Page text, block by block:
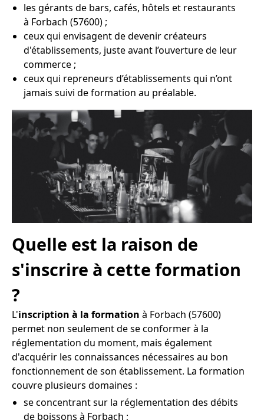
les gérants de bars, cafés, hôtels et restaurants
à Forbach (57600) ;
ceux qui envisagent de devenir créateurs
d'établissements, juste avant l’ouverture de leur
commerce ;
ceux qui repreneurs d’établissements qui n’ont
jamais suivi de formation au préalable.
Quelle est la raison de
s'inscrire à cette formation
?
L'inscription à la formation à Forbach (57600)
permet non seulement de se conformer à la
réglementation du moment, mais également
d'acquérir les connaissances nécessaires au bon
fonctionnement de son établissement. La formation
couvre plusieurs domaines :
se concentrant sur la réglementation des débits
de boissons à Forbach ;